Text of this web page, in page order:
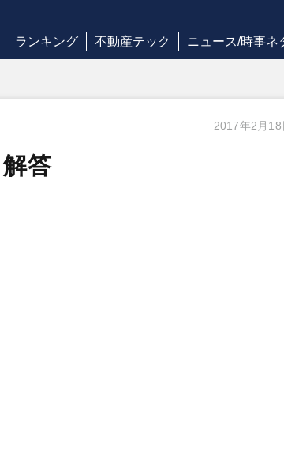
ランキング 不動産テック ニュース/時事ネ
2017年2月18
答